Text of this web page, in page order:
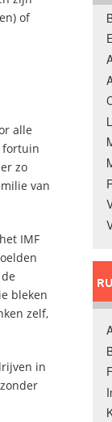
of
alle
fortuin
zo
van
IMF
bleken
zelf,
in